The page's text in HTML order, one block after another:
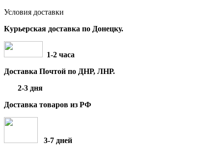
Условия доставки
Курьерская доставка по Донецку.
1-2 часа
Доставка Почтой по ДНР, ЛНР.
2-3 дня
Доставка товаров из РФ
3-7 дней